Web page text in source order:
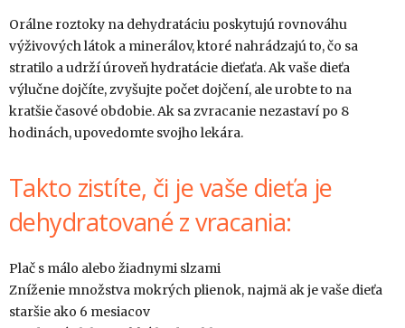
Orálne roztoky na dehydratáciu poskytujú rovnováhu
výživových látok a minerálov, ktoré nahrádzajú to, čo sa
stratilo a udrží úroveň hydratácie dieťaťa. Ak vaše dieťa
výlučne dojčíte, zvyšujte počet dojčení, ale urobte to na
kratšie časové obdobie. Ak sa zvracanie nezastaví po 8
hodinách, upovedomte svojho lekára.
Takto zistíte, či je vaše dieťa je
dehydratované z vracania:
Plač s málo alebo žiadnymi slzami
Zníženie množstva mokrých plienok, najmä ak je vaše dieťa
staršie ako 6 mesiacov